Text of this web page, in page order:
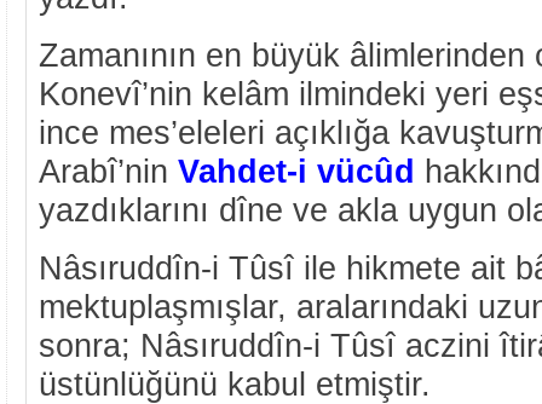
Zamanının en büyük
Konevî’nin kelâm ilmindeki yeri
ince mes’eleleri açıklığa
Arabî’nin Vahdet-i vücûd
yazdıklarını dîne ve akla uygun
Nâsıruddîn-i Tûsî ile hikmete ait
mektuplaşmışlar, aralarındaki
sonra; Nâsıruddîn-i Tûsî aczini
üstünlüğünü kabul etmiştir.